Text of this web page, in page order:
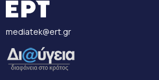
mediatek@ert.gr